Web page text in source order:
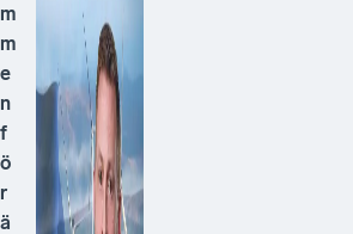
m
m
e
n
f
ö
r
ä